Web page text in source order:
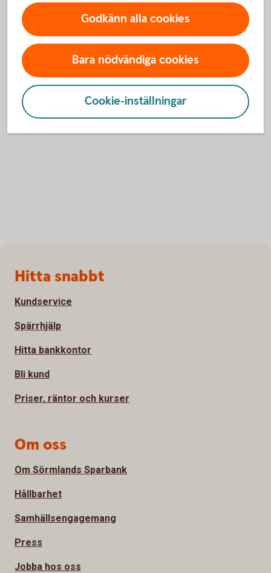
Kontakta oss
Hitta bankkontor
Ring 0771-350 350
Anslut till internetbanken
Godkänn alla cookies
Bara nödvändiga cookies
Cookie-inställningar
Sidfot
Hitta snabbt
Kundservice
Spärrhjälp
Hitta bankkontor
Bli kund
Priser, räntor och kurser
Om oss
Om Sörmlands Sparbank
Hållbarhet
Samhällsengagemang
Press
Jobba hos oss